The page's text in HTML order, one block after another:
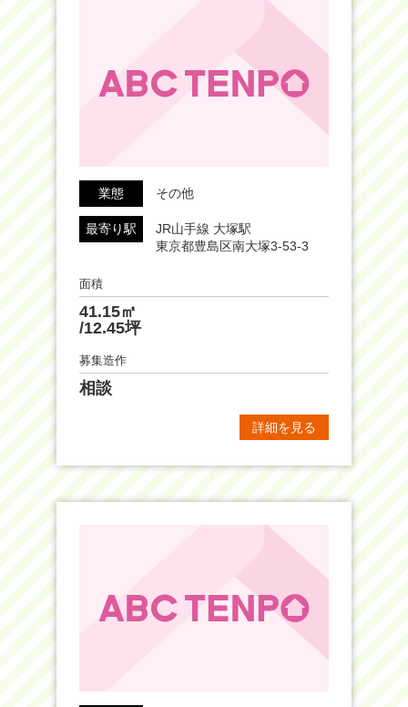
業態 その他
最寄り駅
JR山手線 大塚駅
東京都豊島区南大塚3-53-3
面積
41.15㎡
/12.45坪
募集造作
相談
詳細を見る